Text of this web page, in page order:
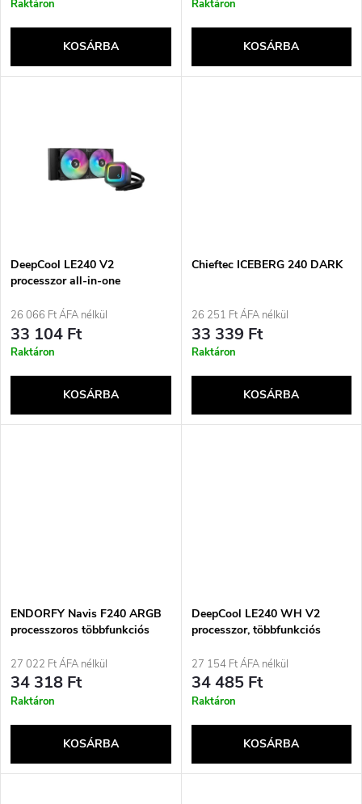
r
n
é
s
e
k
l
j
a
Raktáron
KOSÁRBA
Raktáron
KOSÁRBA
DeepCool LE240 V2
processzor all-in-one
26 066 Ft ÁFA nélkül
33 104 Ft
Raktáron
KOSÁRBA
Chieftec ICEBERG 240 DARK
26 251 Ft ÁFA nélkül
33 339 Ft
Raktáron
KOSÁRBA
ENDORFY Navis F240 ARGB
processzoros többfunkciós
darab
27 022 Ft ÁFA nélkül
34 318 Ft
Raktáron
KOSÁRBA
DeepCool LE240 WH V2
processzor, többfunkciós
darab
27 154 Ft ÁFA nélkül
34 485 Ft
Raktáron
KOSÁRBA